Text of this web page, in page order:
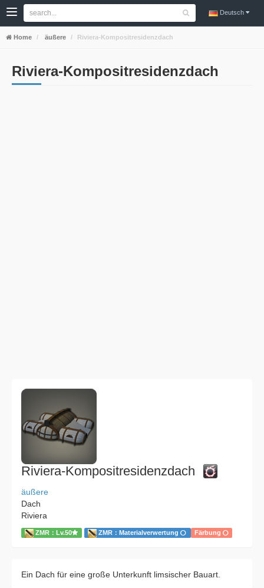
Deutsch
Home äußere Riviera-Kompositresidenzdach
Riviera-Kompositresidenzdach
Riviera-Kompositresidenzdach
äußere
Dach
Riviera
ZMR：Lv.50 ZMR：Materialverwertung Färbung
Ein Dach für eine große Unterkunft limsischer Bauart.